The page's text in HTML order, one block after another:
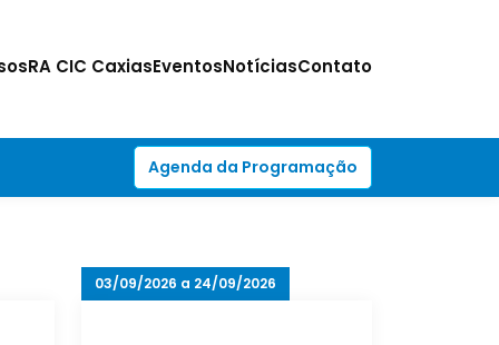
RA CIC CaxiasEventosNotíciasContato
Agenda da Programação
03/09/2026 a 24/09/2026